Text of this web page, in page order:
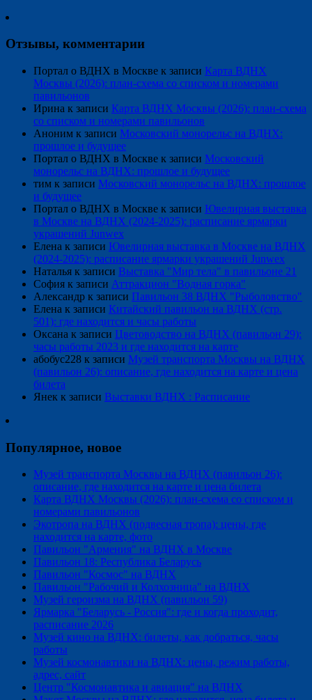
Отзывы, комментарии
Портал о ВДНХ в Москве к записи Карта ВДНХ
Москвы (2026): план-схема со списком и номерами
павильонов
Ирина к записи Карта ВДНХ Москвы (2026): план-схема
со списком и номерами павильонов
Аноним к записи Московский монорельс на ВДНХ:
прошлое и будущее
Портал о ВДНХ в Москве к записи Московский
монорельс на ВДНХ: прошлое и будущее
тим к записи Московский монорельс на ВДНХ: прошлое
и будущее
Портал о ВДНХ в Москве к записи Ювелирная выставка
в Москве на ВДНХ (2024-2025): расписание ярмарки
украшений Junwex
Елена к записи Ювелирная выставка в Москве на ВДНХ
(2024-2025): расписание ярмарки украшений Junwex
Наталья к записи Выставка "Мир тела" в павильоне 21
София к записи Аттракцион "Водная горка"
Александр к записи Павильон 38 ВДНХ "Рыболовство"
Елена к записи Китайский павильон на ВДНХ (стр.
501): где находится и часы работы
Оксана к записи Цветоводство на ВДНХ (павильон 29):
часы работы 2023 и где находится на карте
абобус228 к записи Музей транспорта Москвы на ВДНХ
(павильон 26): описание, где находится на карте и цена
билета
Янек к записи Выставки ВДНХ : Расписание
Популярное, новое
Музей транспорта Москвы на ВДНХ (павильон 26):
описание, где находится на карте и цена билета
Карта ВДНХ Москвы (2026): план-схема со списком и
номерами павильонов
Экотропа на ВДНХ (подвесная тропа): цены, где
находится на карте, фото
Павильон "Армения" на ВДНХ в Москве
Павильон 18: Республика Беларусь
Павильон "Космос" на ВДНХ
Павильон "Рабочий и Колхозница" на ВДНХ
Музей героизма на ВДНХ (павильон 59)
Ярмарка "Беларусь - Россия": где и когда проходит,
расписание 2026
Музей кино на ВДНХ: билеты, как добраться, часы
работы
Музей космонавтики на ВДНХ: цены, режим работы,
адрес, сайт
Центр "Космонавтика и авиация" на ВДНХ